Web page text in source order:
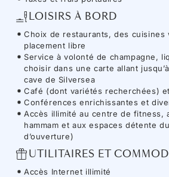
LOISIRS À BORD
Choix de restaurants, des cuisines
placement libre
Service à volonté de champagne,
choisir dans une carte allant
cave de Silversea
Café (dont variétés recherchées)
Conférences enrichissantes et
Accès illimité au centre de fitness,
hammam et aux espaces détente
d’ouverture)
UTILITAIRES ET
Accès Internet illimité